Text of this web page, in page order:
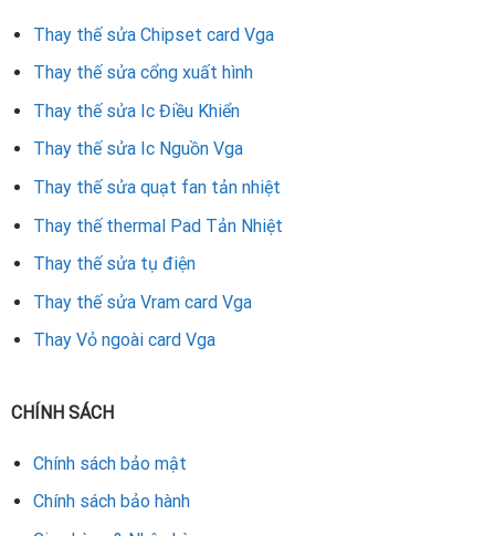
Thay thế sửa Chipset card Vga
Thay thế sửa cổng xuất hình
Thay thế sửa Ic Điều Khiển
Thay thế sửa Ic Nguồn Vga
Thay thế sửa quạt fan tản nhiệt
Thay thế thermal Pad Tản Nhiệt
Thay thế sửa tụ điện
Thay thế sửa Vram card Vga
Thay Vỏ ngoài card Vga
CHÍNH SÁCH
Chính sách bảo mật
Chính sách bảo hành